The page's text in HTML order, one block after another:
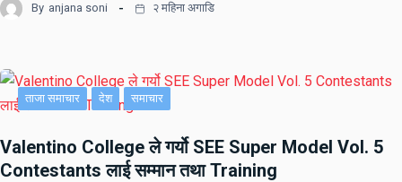
By anjana soni २ महिना अगाडि
ताजा समाचार देश समाचार
Valentino College ले गर्यो SEE Super Model Vol. 5
Contestants लाई सम्मान तथा Training